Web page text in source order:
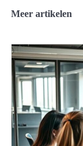
Meer artikelen